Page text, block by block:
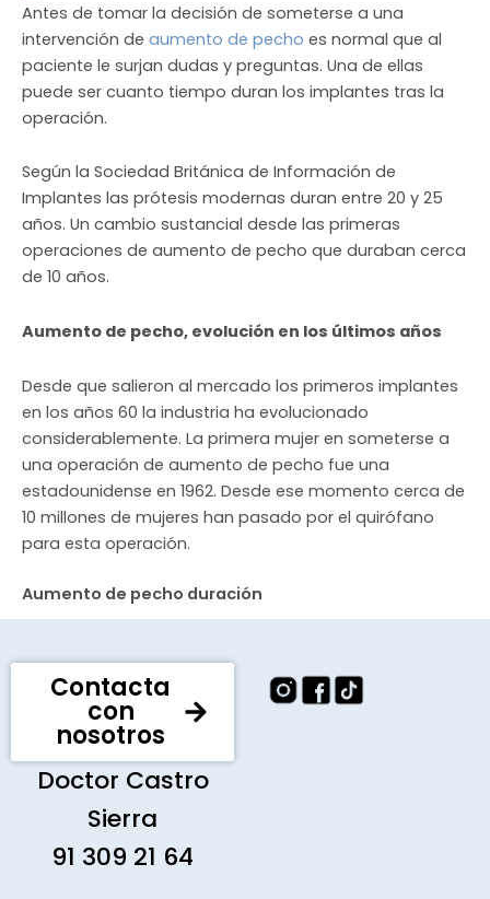
Antes de tomar la decisión de someterse a una
intervención de aumento de pecho es normal que al
paciente le surjan dudas y preguntas. Una de ellas
puede ser cuanto tiempo duran los implantes tras la
operación.
Según la Sociedad Británica de Información de
Implantes las prótesis modernas duran entre 20 y 25
años. Un cambio sustancial desde las primeras
operaciones de aumento de pecho que duraban cerca
de 10 años.
Aumento de pecho, evolución en los últimos años
Desde que salieron al mercado los primeros implantes
en los años 60 la industria ha evolucionado
considerablemente. La primera mujer en someterse a
una operación de aumento de pecho fue una
estadounidense en 1962. Desde ese momento cerca de
10 millones de mujeres han pasado por el quirófano
para esta operación.
Aumento de pecho duración
Contacta
con
nosotros
Doctor Castro
Sierra
91 309 21 64